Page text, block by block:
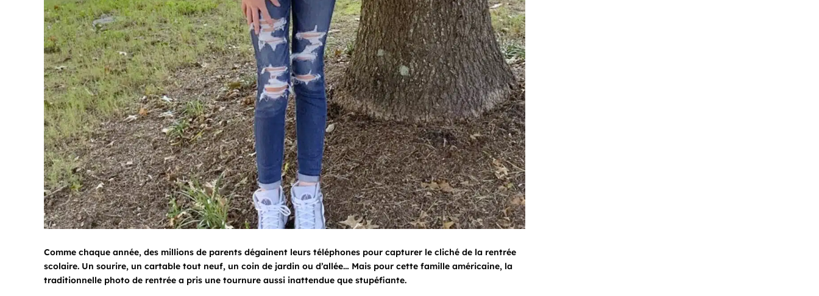
Comme chaque année, des millions de parents dégainent leurs téléphones pour capturer le cliché de la rentrée
scolaire. Un sourire, un cartable tout neuf, un coin de jardin ou d’allée… Mais pour cette famille américaine, la
traditionnelle photo de rentrée a pris une tournure aussi inattendue que stupéfiante.